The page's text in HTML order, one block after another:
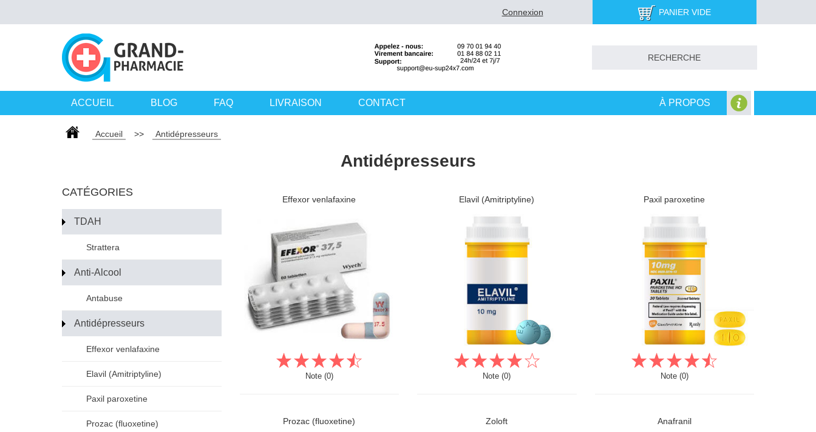
Connexion PANIER VIDE
ACCUEIL BLOG FAQ LIVRAISON CONTACT À PROPOS
Accueil >> Antidépresseurs
Antidépresseurs
CATÉGORIES
TDAH
Strattera
Anti-Alcool
Antabuse
Antidépresseurs
Effexor venlafaxine
Elavil (Amitriptyline)
Paxil paroxetine
Prozac (fluoxetine)
Effexor venlafaxine
Note (0)
Elavil (Amitriptyline)
Note (0)
Paxil paroxetine
Note (0)
Prozac (fluoxetine) Zoloft Anafranil